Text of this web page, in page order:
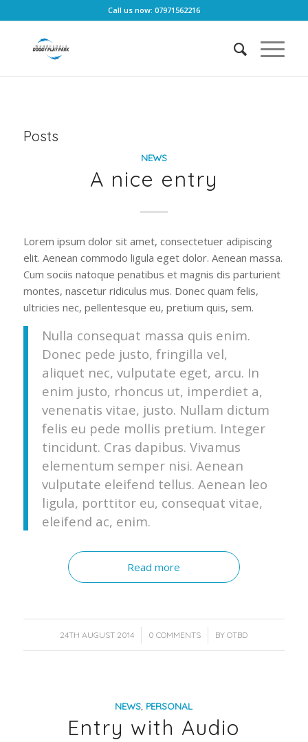
Call us now: 07971562216
Posts
NEWS
A nice entry
Lorem ipsum dolor sit amet, consectetuer adipiscing
elit. Aenean commodo ligula eget dolor. Aenean massa.
Cum sociis natoque penatibus et magnis dis parturient
montes, nascetur ridiculus mus. Donec quam felis,
ultricies nec, pellentesque eu, pretium quis, sem.
Nulla consequat massa quis enim.
Donec pede justo, fringilla vel,
aliquet nec, vulputate eget, arcu. In
enim justo, rhoncus ut, imperdiet a,
venenatis vitae, justo. Nullam dictum
felis eu pede mollis pretium. Integer
tincidunt. Cras dapibus. Vivamus
elementum semper nisi. Aenean
vulputate eleifend tellus. Aenean leo
ligula, porttitor eu, consequat vitae,
eleifend ac, enim.
Read more
24TH AUGUST 2014
/ 0 COMMENTS
/ BYOTBD
NEWS, PERSONAL
Entry with Audio